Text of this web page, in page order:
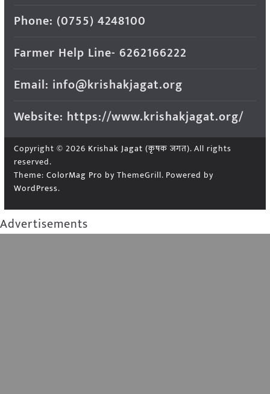
Phone: (0755) 4248100
Farmer Help Line- 6262166222
Email: info@krishakjagat.org
Website: https://www.krishakjagat.org/
Copyright © 2026 Krishak Jagat (कृषक जगत). All rights
reserved.
Theme: ColorMag Pro by ThemeGrill. Powered by
WordPress.
Advertisements